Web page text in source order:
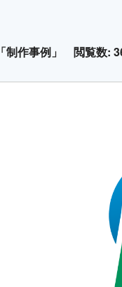
「制作事例」 閲覧数: